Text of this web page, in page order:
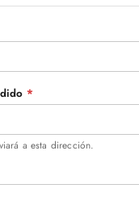
*
a esta dirección.